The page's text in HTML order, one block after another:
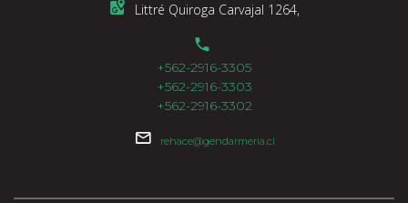
Littré Quiroga Carvajal 1264,
+562-2916-3305
+562-2916-3303
+562-2916-3302
rehace@gendarmeria.cl